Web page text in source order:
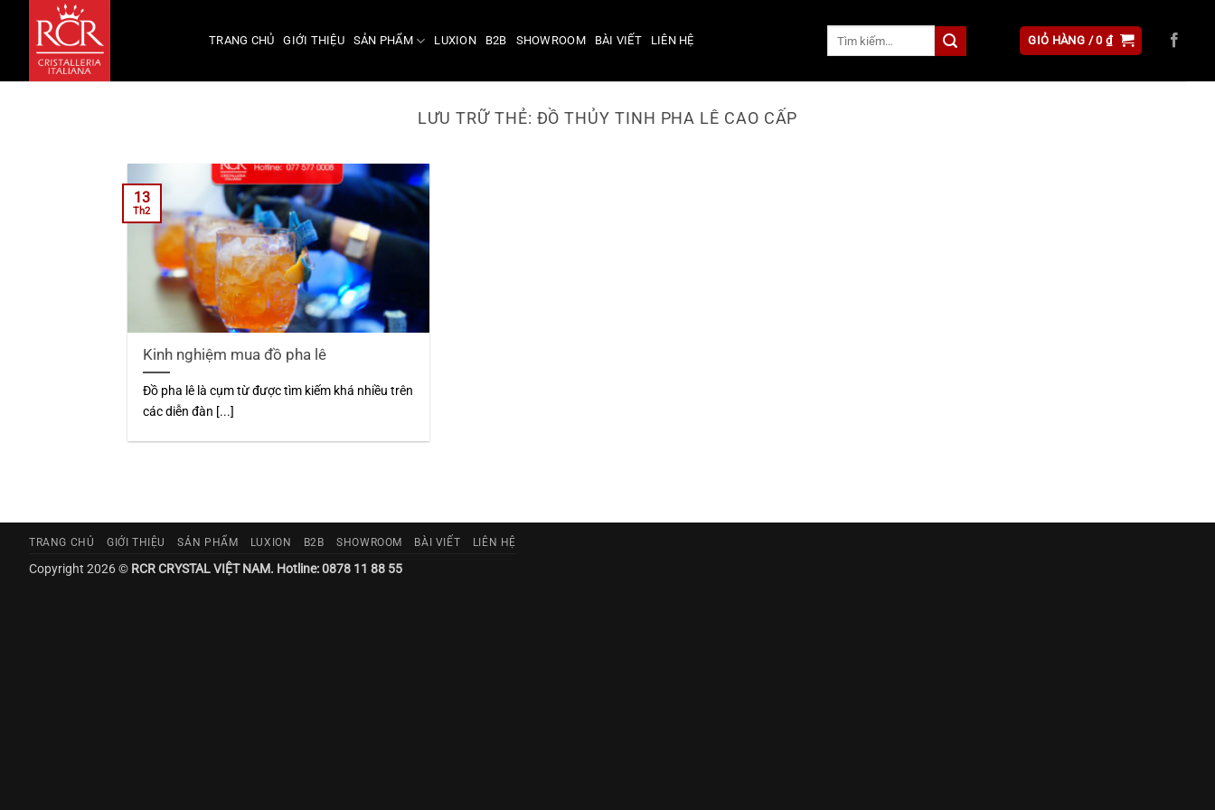
dung
TRANG CHỦ GIỚI THIỆU SẢN PHẨM LUXION B2B SHOWROOM BÀI VIẾT LIÊN HỆ GIỎ HÀNG /0₫
LƯU TRỮ THẺ: ĐỒ THỦY TINH PHA LÊ CAO CẤP
Kinh nghiệm mua đồ pha lê
Đồ pha lê là cụm từ được tìm kiếm khá nhiều trên
các diễn đàn [...]
13
Th2
TRANG CHỦ GIỚI THIỆU SẢN PHẨM LUXION B2B SHOWROOM BÀI VIẾT LIÊN HỆ
Copyright 2026 © RCR CRYSTAL VIỆT NAM. Hotline: 0878 11 88 55